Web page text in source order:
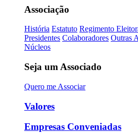
Associação
História Estatuto Regimento
Presidentes Colaboradores Outras
Núcleos
Seja um Associado
Quero me Associar
Valores
Empresas Conveniadas